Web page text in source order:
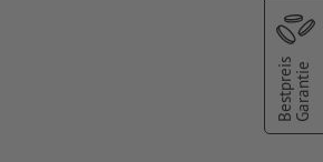
BestpreisGarantie